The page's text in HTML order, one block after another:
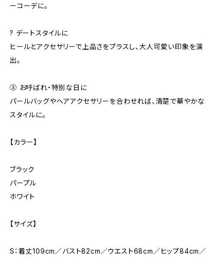
ーコーデに。
? デートスタイルに
ヒールとアクセサリーで上品さをプラスし、大人可愛い印象を演
出。
③ お呼ばれ・特別な日に
パールバッグやヘアアクセサリーを合わせれば、清楚で華やかな
スタイルに。
【カラー】
ブラック
パープル
ホワイト
【サイズ】
S：着丈109cm／バスト82cm／ウエスト68cm／ヒップ84cm／